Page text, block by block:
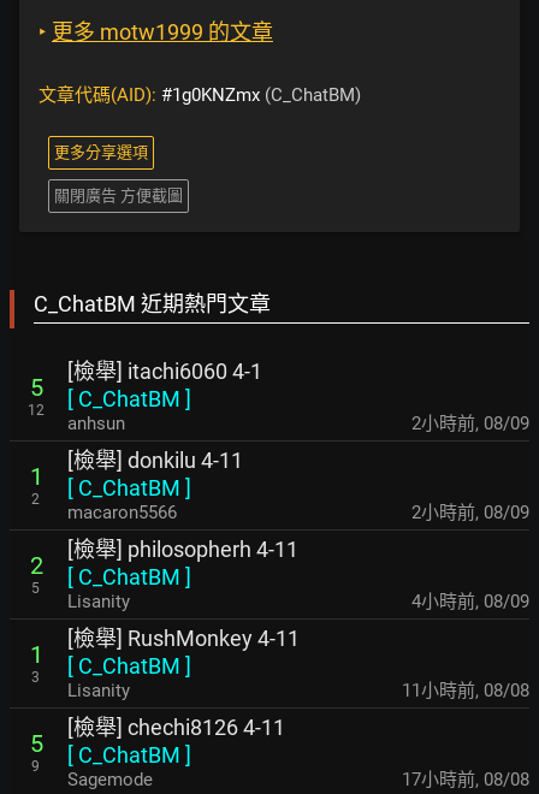
‣ 更多 motw1999 的文章
文章代碼(AID): #1g0KNZmx (C_ChatBM)
更多分享選項
關閉廣告 方便截圖
C_ChatBM 近期熱門文章
5
12
[檢舉] itachi6060 4-1
[ C_ChatBM ]
anhsun 2小時前, 08/09
1
2
[檢舉] donkilu 4-11
[ C_ChatBM ]
macaron5566 2小時前, 08/09
2
5
[檢舉] philosopherh 4-11
[ C_ChatBM ]
Lisanity 4小時前, 08/09
1
3
[檢舉] RushMonkey 4-11
[ C_ChatBM ]
Lisanity 11小時前, 08/08
5
9
[檢舉] chechi8126 4-11
[ C_ChatBM ]
Sagemode 17小時前, 08/08